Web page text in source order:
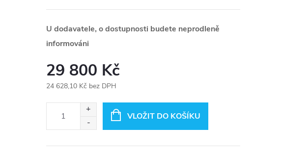
U dodavatele, o dostupnosti budete neprodleně
informováni
29 800 Kč
24 628,10 Kč bez DPH
VLOŽIT DO KOŠÍKU